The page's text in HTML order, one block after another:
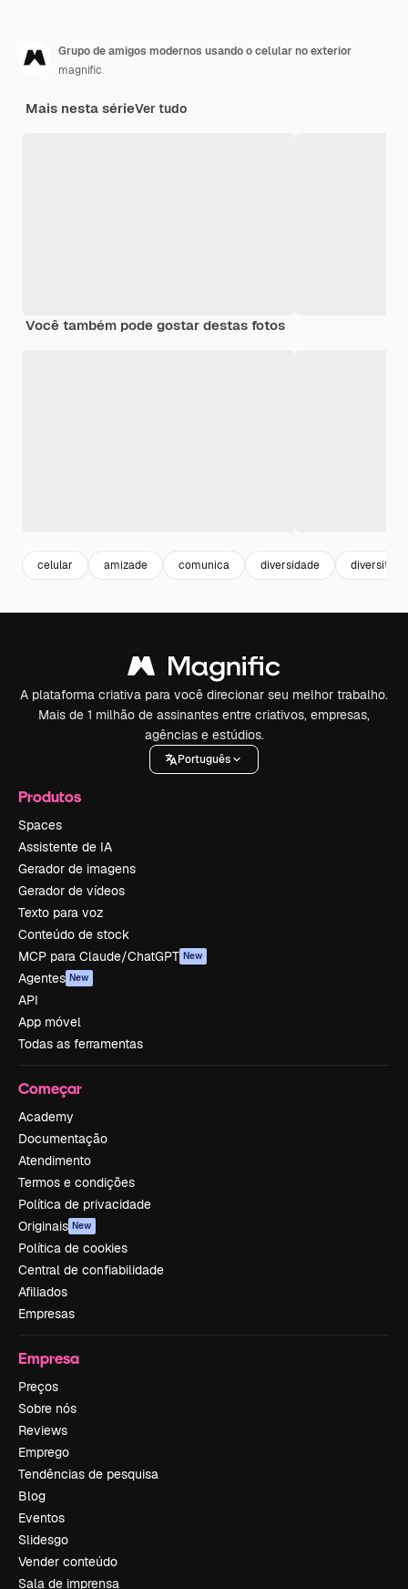
Grupo de amigos modernos usando o celular no exterior
magnific
Mais nesta sérieVer tudo
Você também pode gostar destas fotos
celular amizade comunica diversidade diversity
A plataforma criativa para você direcionar seu melhor trabalho.
Mais de 1 milhão de assinantes entre criativos, empresas,
agências e estúdios.
Português
Produtos
Spaces
Assistente de IA
Gerador de imagens
Gerador de vídeos
Texto para voz
Conteúdo de stock
MCP para Claude/ChatGPT New
Agentes New
API
App móvel
Todas as ferramentas
Começar
Academy
Documentação
Atendimento
Termos e condições
Política de privacidade
Originais New
Política de cookies
Central de confiabilidade
Afiliados
Empresas
Empresa
Preços
Sobre nós
Reviews
Emprego
Tendências de pesquisa
Blog
Eventos
Slidesgo
Vender conteúdo
Sala de imprensa